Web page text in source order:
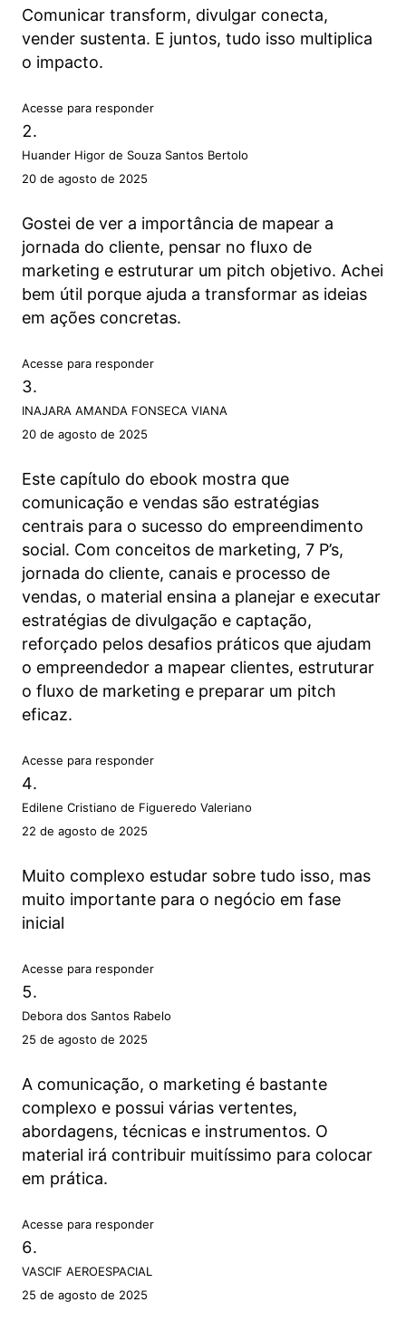
Comunicar transform, divulgar conecta,
vender sustenta. E juntos, tudo isso multiplica
o impacto.
Acesse para responder
Huander Higor de Souza Santos Bertolo
20 de agosto de 2025
Gostei de ver a importância de mapear a
jornada do cliente, pensar no fluxo de
marketing e estruturar um pitch objetivo. Achei
bem útil porque ajuda a transformar as ideias
em ações concretas.
Acesse para responder
INAJARA AMANDA FONSECA VIANA
20 de agosto de 2025
Este capítulo do ebook mostra que
comunicação e vendas são estratégias
centrais para o sucesso do empreendimento
social. Com conceitos de marketing, 7 P’s,
jornada do cliente, canais e processo de
vendas, o material ensina a planejar e executar
estratégias de divulgação e captação,
reforçado pelos desafios práticos que ajudam
o empreendedor a mapear clientes, estruturar
o fluxo de marketing e preparar um pitch
eficaz.
Acesse para responder
Edilene Cristiano de Figueredo Valeriano
22 de agosto de 2025
Muito complexo estudar sobre tudo isso, mas
muito importante para o negócio em fase
inicial
Acesse para responder
Debora dos Santos Rabelo
25 de agosto de 2025
A comunicação, o marketing é bastante
complexo e possui várias vertentes,
abordagens, técnicas e instrumentos. O
material irá contribuir muitíssimo para colocar
em prática.
Acesse para responder
VASCIF AEROESPACIAL
25 de agosto de 2025